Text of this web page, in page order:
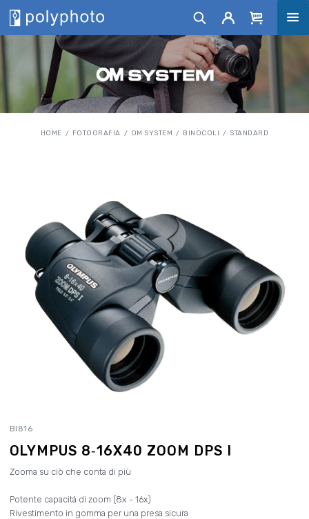
HOME FOTOGRAFIA OM SYSTEM BINOCOLI STANDARD
BI816
OLYMPUS 8‑16X40 ZOOM DPS I
Zooma su ciò che conta di più
Potente capacità di zoom (8x - 16x)
Rivestimento in gomma per una presa sicura